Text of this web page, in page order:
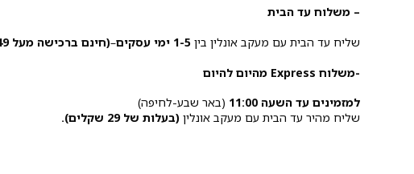
– משלוח עד הבית
שליח עד הבית עם מעקב אונלין בין 1-5 ימי עסקים –(חינם ברכישה מעל 249).
-משלוח Express מהיום להיום
למזמינים עד השעה 11:00
(באר שבע-לחיפה)
שליח מהיר עד הבית עם מעקב אונלין (בעלות של 29 שקלים).